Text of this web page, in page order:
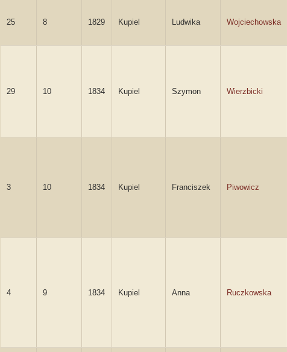
25 8 1829 Kupiel Ludwika Wojciechowska
29 10 1834 Kupiel Szymon Wierzbicki
3 10 1834 Kupiel Franciszek Piwowicz
4 9 1834 Kupiel Anna Ruczkowska